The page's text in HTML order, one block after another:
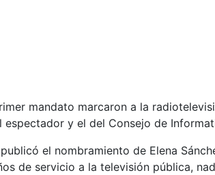
mandato marcaron a la
espectador y el del Consejo de
el nombramiento de Elena
de servicio a la televisión pública,